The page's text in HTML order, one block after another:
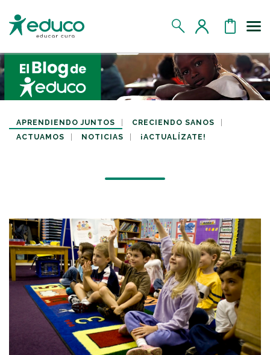
MIS DATOS
MIS APADRINADOS
MIS RETOS SOLIDARIOS
CERRAR SESIÓN
APRENDIENDO JUNTOS
CRECIENDO SANOS
ACTUAMOS
NOTICIAS ¡ACTUALÍZATE!